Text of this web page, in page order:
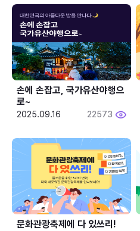
손에 손잡고, 국가유산야행으
로~
2025.09.16 22573
문화관광축제에 다 있쓰리!